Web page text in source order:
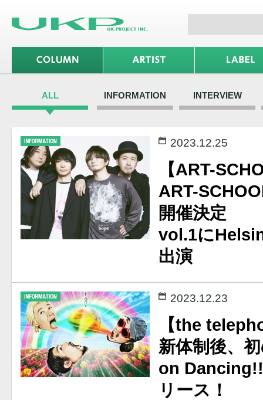
ALL INFORMATION INTERVIEW
2023.12.25
【ART-
ART-
開催決定
vol.1に
出演
2023.12.23
【the
新体制後、
on
リース！